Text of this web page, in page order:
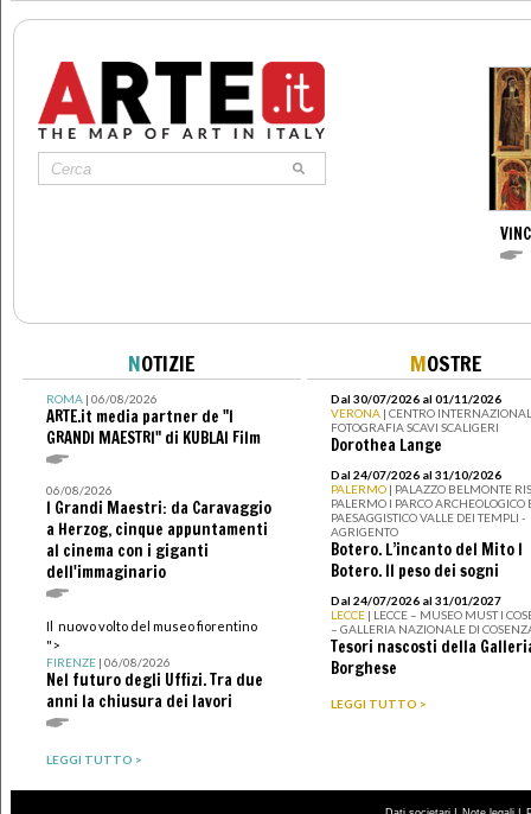
NOTIZIE
ROMA| 06/08/2026
ARTE.it media partner de "I
GRANDI MAESTRI" di KUBLAI Film
06/08/2026
I Grandi Maestri: da Caravaggio
a Herzog, cinque appuntamenti
al cinema con i giganti
dell'immaginario
Il nuovo volto del museo fiorentino
">
FIRENZE| 06/08/2026
Nel futuro degli Uffizi. Tra due
anni la chiusura dei lavori
LEGGI TUTTO >
MOSTRE
Dal 30/07/2026 al 01/11/2026
VERONA | CENTRO
FOTOGRAFIA SCAVI SCALIGERI
Dorothea Lange
Dal 24/07/2026 al 31/10/2026
PALERMO | PALAZZO BELMONTE
PALERMO I PARCO ARCHEOLOGICO
PAESAGGISTICO VALLE DEI TEMPLI -
AGRIGENTO
Botero. L’incanto del Mito I
Botero. Il peso dei sogni
Dal 24/07/2026 al 31/01/2027
LECCE | LECCE – MUSEO MUST I
– GALLERIA NAZIONALE DI
Tesori nascosti della
Borghese
LEGGI TUTTO >